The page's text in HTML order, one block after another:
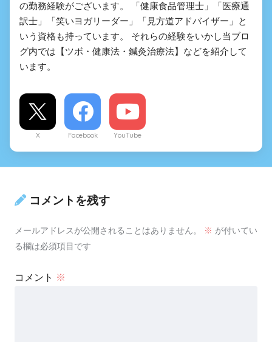
の勤務経験がございます。 「健康食品管理士」「医療通
訳士」「笑いヨガリーダー」「見方道アドバイザー」と
いう資格も持っています。 それらの経験をいかし当ブロ
グ内では【ツボ・健康法・鍼灸治療法】などを紹介して
います。
X Facebook YouTube
コメントを残す
メールアドレスが公開されることはありません。 ※ が付いてい
る欄は必須項目です
コメント ※